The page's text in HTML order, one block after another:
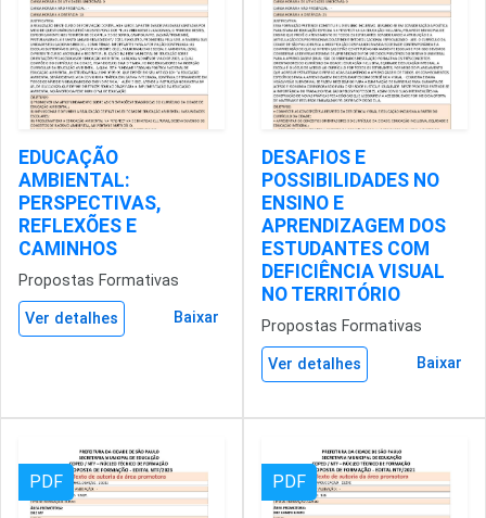
EDUCAÇÃO
AMBIENTAL:
PERSPECTIVAS,
REFLEXÕES E
CAMINHOS
Propostas Formativas
Ver detalhes Baixar
DESAFIOS E
POSSIBILIDADES NO
ENSINO E
APRENDIZAGEM DOS
ESTUDANTES COM
DEFICIÊNCIA VISUAL
NO TERRITÓRIO
Propostas Formativas
Ver detalhes Baixar
PDF PDF